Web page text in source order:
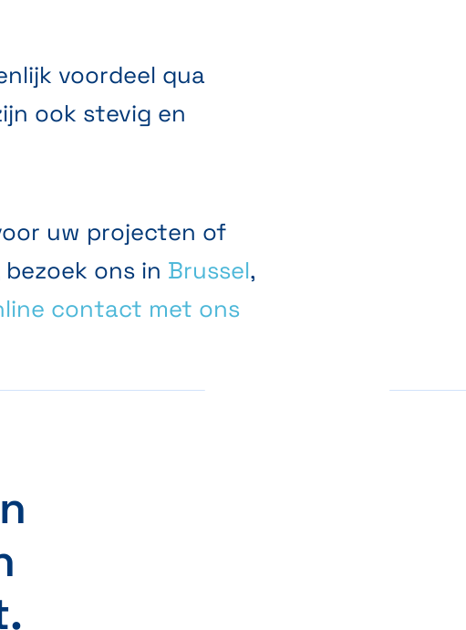
voordeel qua
ook stevig en
uw projecten of
ons in Brussel,
contact met ons